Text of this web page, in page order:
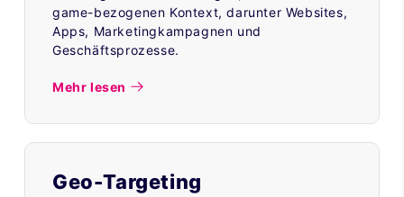
game-bezogenen Kontext, darunter Websites,
Apps, Marketingkampagnen und
Geschäftsprozesse.
Mehr lesen
Geo-Targeting